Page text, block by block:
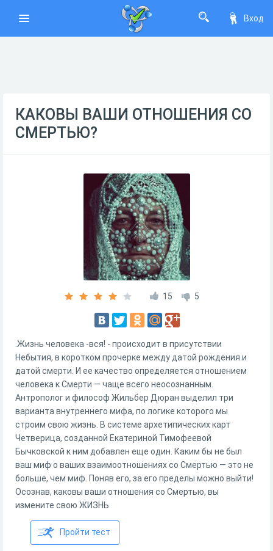
Вход
КАКОВЫ ВАШИ ОТНОШЕНИЯ СО
СМЕРТЬЮ?
15 5
.Жизнь человека -вся! - происходит в присутствии
Небытия, в коротком прочерке между датой рождения и
датой смерти. И ее качество определяется отношением
человека к Смерти — чаще всего неосознанным.
Антрополог и философ Жильбер Дюран выделил три
варианта внутреннего мифа, по логике которого мы
строим свою жизнь. В системе архетипических карт
Четверица, созданной Екатериной Тимофеевой
Бычковской к ним добавлен еще один. Каким бы не был
ваш миф о ваших взаимоотношениях со Смертью — это не
больше, чем миф. Поняв его, за его пределы можно выйти!
Осознав, каковы ваши отношения со Смертью, вы
измените свою ЖИЗНЬ
Пройти тест